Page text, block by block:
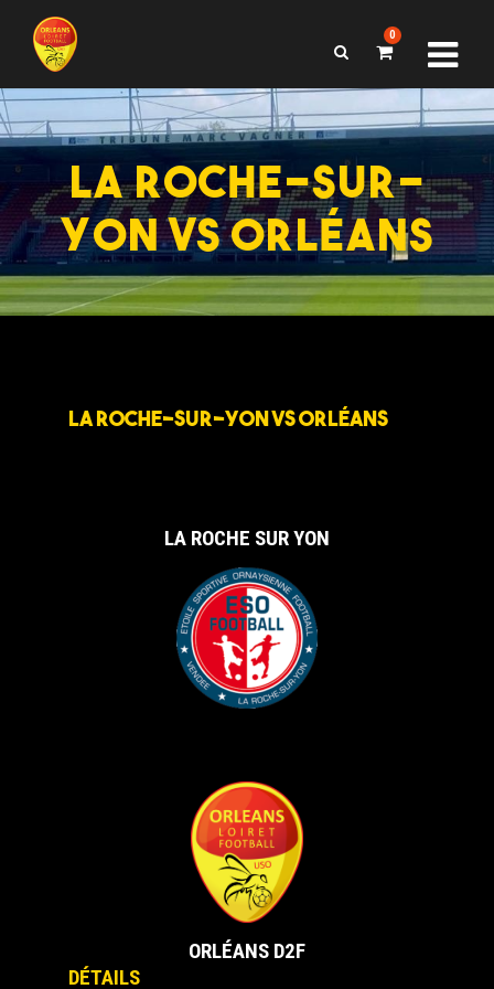
0
LA ROCHE-SUR-
YON VS ORLÉANS
LA ROCHE-SUR-YON VS ORLÉANS
LA ROCHE SUR YON
ORLÉANS D2F
DÉTAILS